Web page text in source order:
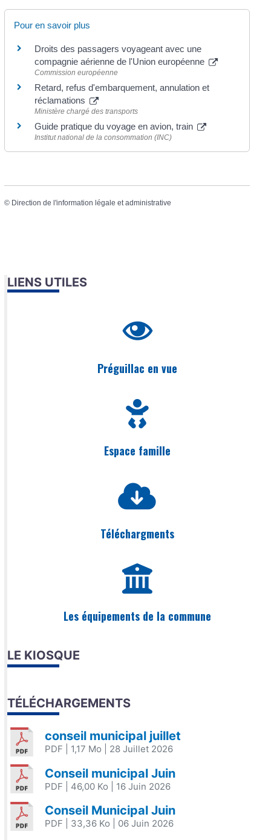
Pour en savoir plus
Droits des passagers voyageant avec une
compagnie aérienne de l'Union européenne
Commission européenne
Retard, refus d'embarquement, annulation et
réclamations
Ministère chargé des transports
Guide pratique du voyage en avion, train
Institut national de la consommation (INC)
© Direction de l'information légale et administrative
LIENS UTILES
Préguillac en vue
Espace famille
Téléchargments
Les équipements de la commune
LE KIOSQUE
TÉLÉCHARGEMENTS
conseil municipal juillet
PDF | 1,17 Mo | 28 Juillet 2026
Conseil municipal Juin
PDF | 46,00 Ko | 16 Juin 2026
Conseil Municipal Juin
PDF | 33,36 Ko | 06 Juin 2026